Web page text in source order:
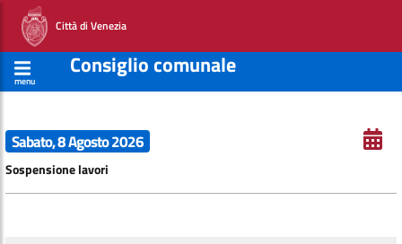
Città di Venezia
menu
Consiglio comunale
Sabato, 8 Agosto 2026
Sospensione lavori